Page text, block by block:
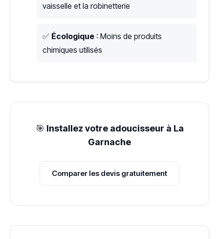
vaisselle et la robinetterie
✅ Écologique : Moins de produits
chimiques utilisés
🎯 Installez votre adoucisseur à La
Garnache
Comparer les devis gratuitement